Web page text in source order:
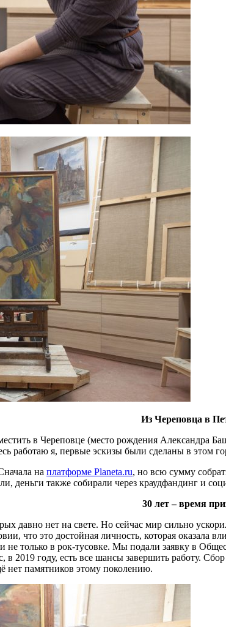
Из Череповца в
в Череповце (место рождения
работаю я, первые эскизы были сделаны в этом
на платформе Planeta.ru, но всю сумму
деньги также собирали через краудфандинг и
30 лет – время
давно нет на свете. Но сейчас мир сильно
что это достойная личность, которая оказала
только в рок-тусовке. Мы подали заявку в
в 2019 году, есть все шансы завершить работу.
нет памятников этому поколению.